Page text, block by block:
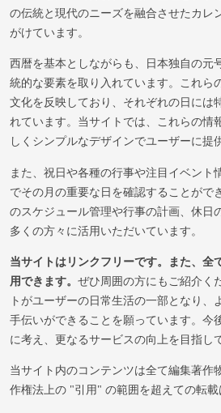
の伝統と現代のニーズを融合させたカレ
がけています。
西暦を基本としながらも、日本独自の元
統的な要素を取り入れています。これら
文化を反映しており、それぞれの日には
れています。当サイトでは、これらの情
しくシンプルなデザインでユーザーに提
また、祝日や各種の行事や注目イベント
でその月の重要な日を確認することがで
のスケジュール管理や行事の計画、休日
多くの方々に活用いただいています。
当サイトはリンクフリーです。また、全
用できます。 ぜひ周囲の方にもご紹介く
トがユーザーの日常生活の一部となり、
手伝いができることを願っています。今
に考え、更なるサービスの向上を目指し
当サイト内のコンテンツは全て編集著作
作権法上の "引用" の範囲を超えての転載